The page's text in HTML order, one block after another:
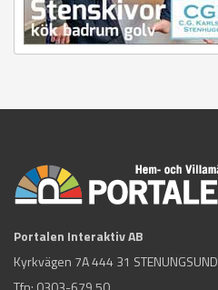
Portalen Interaktiv AB
Kyrkvägen 7A 444 31 STENUNGSUND